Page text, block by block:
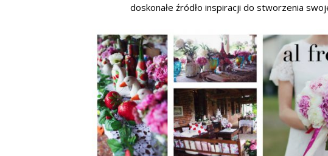
doskonałe źródło inspiracji do stworzenia